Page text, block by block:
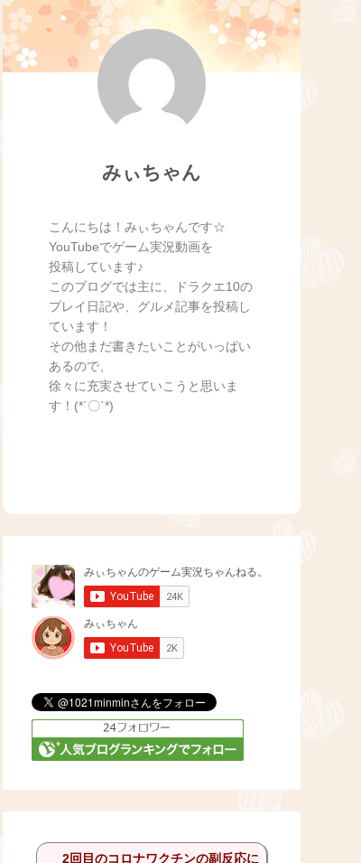
みぃちゃん
こんにちは！みぃちゃんです☆
YouTubeでゲーム実況動画を
投稿しています♪
このブログでは主に、ドラクエ10の
プレイ日記や、グルメ記事を投稿し
ています！
その他まだ書きたいことがいっぱい
あるので、
徐々に充実させていこうと思いま
す！(*´〇`*)
2回目のコロナワクチンの副反応に